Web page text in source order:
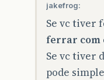
jakefrog:
Se vc tiver
ferrar com
Se vc tiver
pode